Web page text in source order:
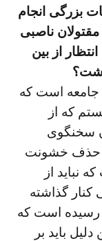
بزرگی انجام
ناصبی
از بين
جامعه است كه
كه از
سخنگوی
كه حذف خشونت
نبايد از
كنار گذاشته
رسيده است كه
بايد بر